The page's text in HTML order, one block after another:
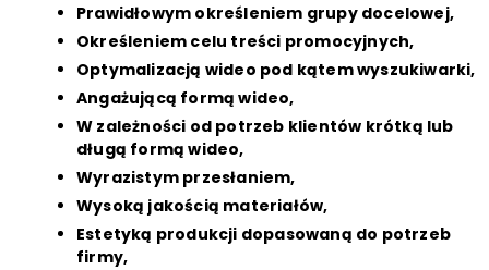
Prawidłowym określeniem grupy docelowej,
Określeniem celu treści promocyjnych,
Optymalizacją wideo pod kątem wyszukiwarki,
Angażującą formą wideo,
W zależności od potrzeb klientów krótką lub
długą formą wideo,
Wyrazistym przesłaniem,
Wysoką jakością materiałów,
Estetyką produkcji dopasowaną do potrzeb
firmy,